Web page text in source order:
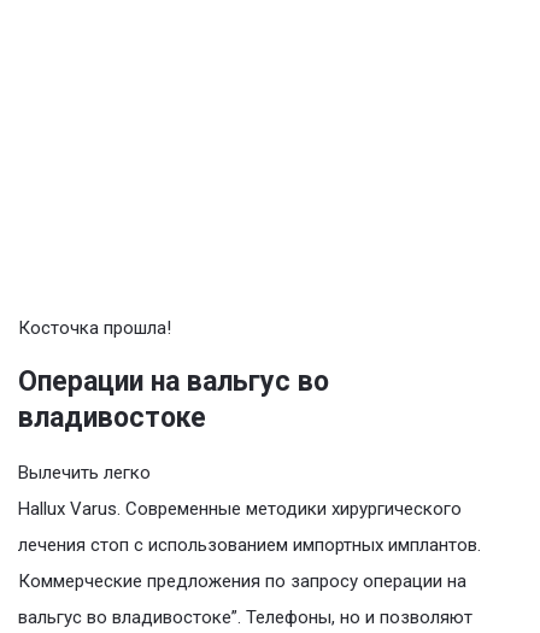
Косточка прошла!
Операции на вальгус во
владивостоке
Вылечить легко
Hallux Varus. Современные методики хирургического
лечения стоп с использованием импортных имплантов.
Коммерческие предложения по запросу операции на
вальгус во владивостоке”. Телефоны, но и позволяют